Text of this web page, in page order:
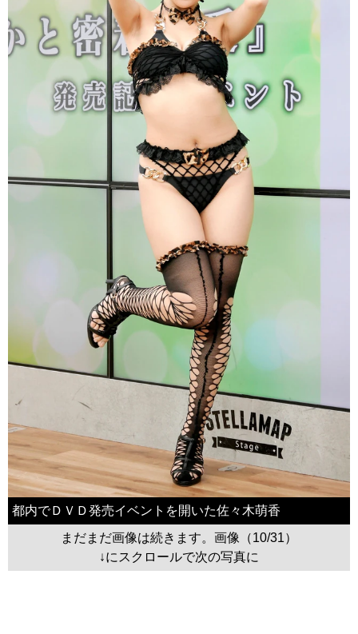
都内でＤＶＤ発売イベントを開いた佐々木萌香
まだまだ画像は続きます。画像（10/31）
↓にスクロールで次の写真に